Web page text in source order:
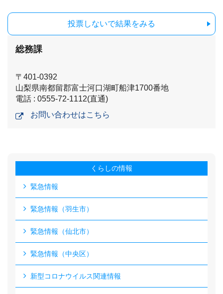
投票しないで結果をみる
総務課
〒401-0392
山梨県南都留郡富士河口湖町船津1700番地
電話 : 0555-72-1112(直通)
お問い合わせはこちら
くらしの情報
緊急情報
緊急情報（羽生市）
緊急情報（仙北市）
緊急情報（中央区）
新型コロナウイルス関連情報